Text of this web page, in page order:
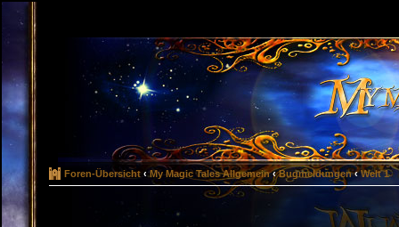
Foren-Übersicht ‹ My Magic Tales Allgemein ‹ Bugmeldungen ‹ Welt 1